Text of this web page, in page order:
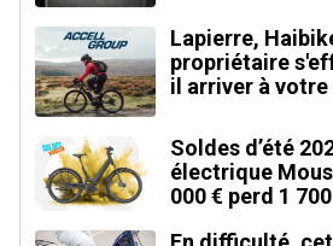
Lapierre,
propriétaire
il arriver à votre
Soldes d’été
électrique
000 € perd 1